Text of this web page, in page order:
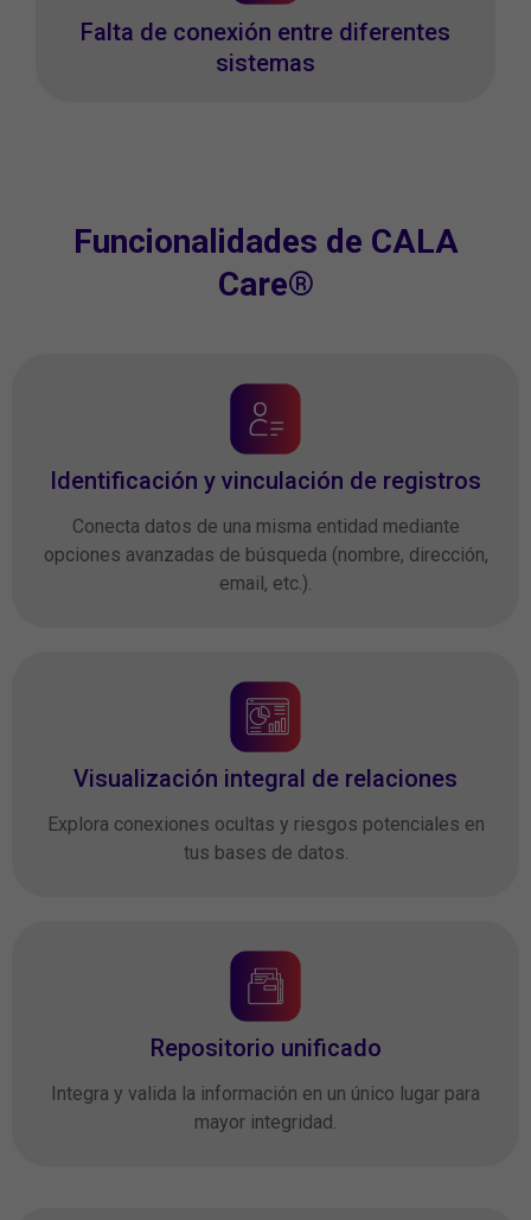
Falta de conexión entre diferentes
sistemas
Funcionalidades de CALA
Care®
Identificación y vinculación de registros
Conecta datos de una misma entidad mediante
opciones avanzadas de búsqueda (nombre, dirección,
email, etc.).
Visualización integral de relaciones
Explora conexiones ocultas y riesgos potenciales en
tus bases de datos.
Repositorio unificado
Integra y valida la información en un único lugar para
mayor integridad.